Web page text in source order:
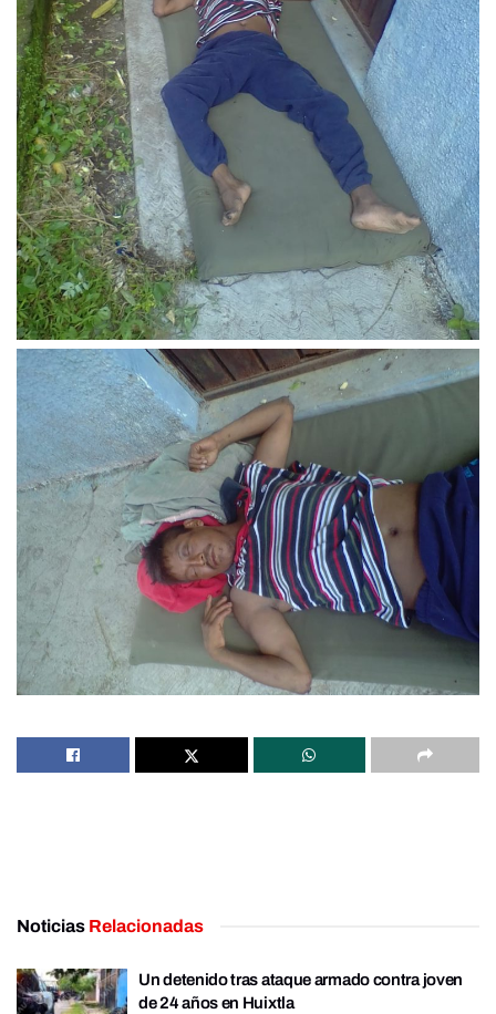
Noticias Relacionadas
Un detenido tras ataque armado contra joven
de 24 años en Huixtla